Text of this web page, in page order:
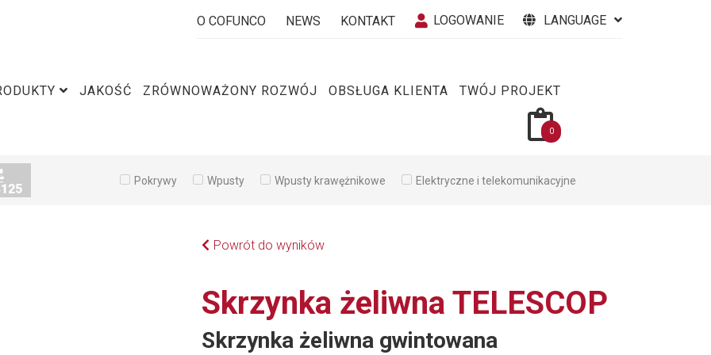
O COFUNCO NEWS KONTAKT LOGOWANIE LANGUAGE
JAKOŚĆ ZRÓWNOWAŻONY ROZWÓJ OBSŁUGA KLIENTA TWÓJ PROJEKT
0
Pokrywy Wpusty Wpusty krawężnikowe Elektryczne i telekomunikacyjne
Powrót do wyników
Skrzynka żeliwna TELESCOP
Skrzynka żeliwna gwintowana